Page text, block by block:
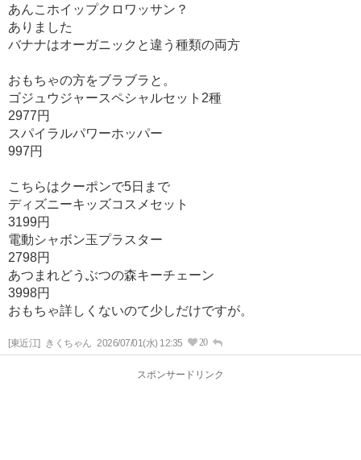
あんこホイップクロワッサン？
ありました
バナナはオーガニックと違う種類の両方
おもちゃの方をブラブラと。
ゴジュウジャースペシャルセット2種
2977円
スパイラルパワーホッパー
997円
こちらはクーポンで5日まで
ディズニーキッズコスメセット
3199円
電動シャボン玉プラスター
2798円
あつまれどうぶつの森キーチェーン
3998円
おもちゃ詳しくないのて少しだけですが。
[東近江] きくちゃん 2026/07/01(水) 12:35 20
スポンサードリンク